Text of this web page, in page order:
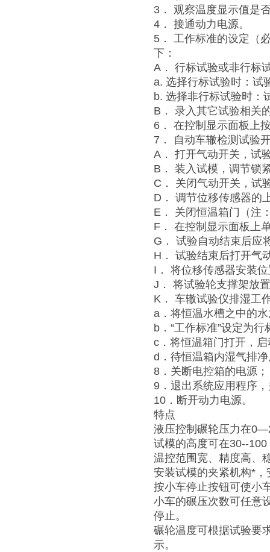
3． 观察温度显示值是
4． 接通动力电源。
5． 工作标准的设定（
下：
A． 行标试验或非行标
a. 选择行标试验时：试
b. 选择非行标试验时：
B． 录入其它试验相关
6． 在控制显示面板上
7． 自动车辙检测试验
A． 打开气动开关，试
B． 装入试模，调节锁
C． 关闭气动开关，试
D． 调节位移传感器的
E． 关闭恒温箱门（注
F． 在控制显示面板上
G． 试验自动结束后应
H． 试验结束后打开气
I． 将位移传感器安装
J． 将试验轮支撑架放
K． 车辙试验仪排湿工
a．将恒温水槽之中的
b．“工作标准”设定为行
c．将恒温箱门打开，启
d．待恒温箱内湿气排净
8．关断电控箱的电源；
9．退出系统应用程序
10．断开动力电源。
特点
液压控制碾轮压力在
试模的高度可在30--
温控范围宽、精度高、
安装试模的夹紧机构*
按小车停止按钮可使小
小车的碾压次数可任意
停止。
碾轮温度可根据试验要
示。